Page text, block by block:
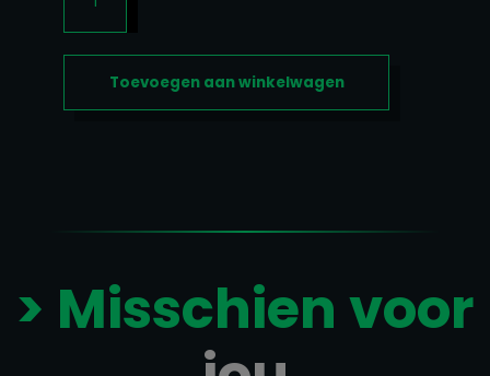
HEART
60CAPS
AANTAL
Toevoegen aan winkelwagen
> Misschien voor